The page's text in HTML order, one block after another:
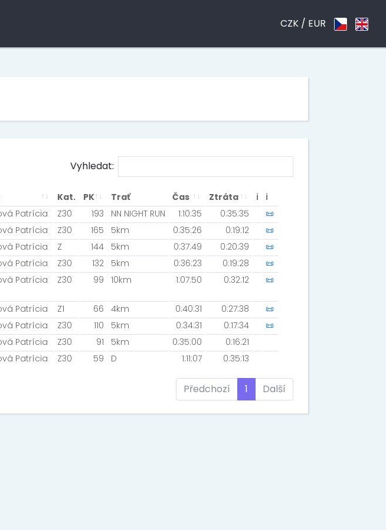
CZK / EUR
Vyhledat:
Kat. PK Trať Čas Ztráta ℹ
ℹ
Patrícia Z30 193 NN NIGHT RUN 1:10:35 0:35:35
📜
Patrícia Z30 165 5km 0:35:26 0:19:12
📜
Patrícia Z 144 5km 0:37:49 0:20:39
📜
Patrícia Z30 132 5km 0:36:23 0:19:28
📜
Patrícia Z30 99 10km 1:07:50 0:32:12 📜
Patrícia Z1 66 4km 0:40:31 0:27:38
📜
Patrícia Z30 110 5km 0:34:31 0:17:34
📜
Patrícia Z30 91 5km 0:35:00
0:16:21
Patrícia Z30 59 D 1:11:07 0:35:13
Předchozí 1 Další